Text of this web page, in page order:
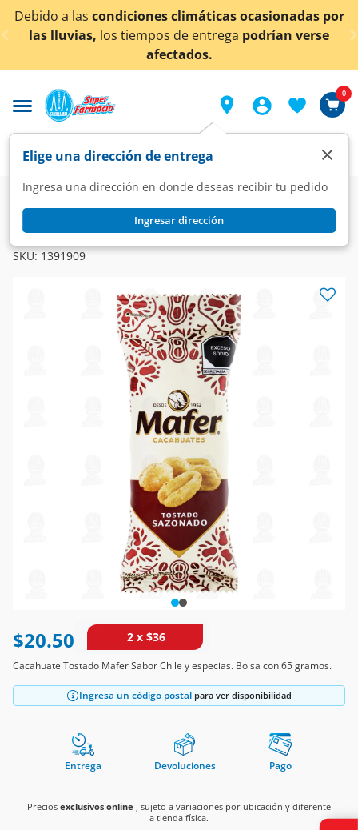
< div class="carousel-inner">
climáticas ocasionadas por
de entregapodrían verse
¡Ahora también en
Elige una dirección de entrega
Ingresa una dirección en donde deseas recibir tu pedido
Ingresar dirección
×
0
Super Alimentos Botanas Cacahuates
Cacahuate Tostado Mafer Sazonado, 65 gr.
SKU: 1391909
$20.50 2 x $36
Cacahuate Tostado Mafer Sabor Chile y especias. Bolsa con 65 gramos.
Ingresa un código postal para ver disponibilidad
Entrega Devoluciones Pago
Precios exclusivos online , sujeto a variaciones por ubicación y diferente
a tienda física.